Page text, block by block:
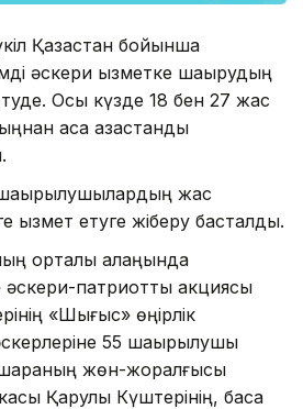
Қазақстан бойынша
әскери қызметке шақырудың
Осы күзде 18 бен 27 жас
аса қазақстандық
шақырылушылардың жас
қызмет етуге жіберу басталды.
орталық алаңында
патриоттық акциясы
«Шығыс» өңірлік
55 шақырылушы
жөн-жоралғысы
Қарулы Күштерінің, басқа